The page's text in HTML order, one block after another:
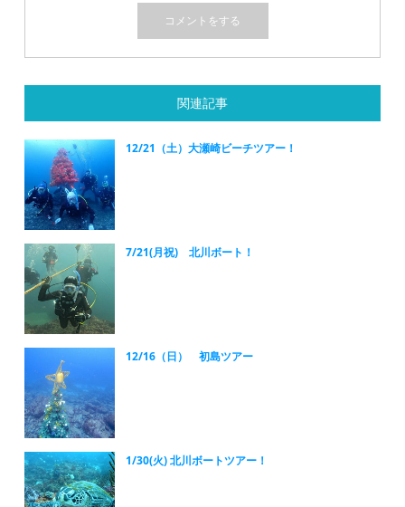
関連記事
12/21（土）大瀬崎ビーチツアー！
7/21(月祝) 北川ボート！
12/16（日） 初島ツアー
1/30(火) 北川ボートツアー！